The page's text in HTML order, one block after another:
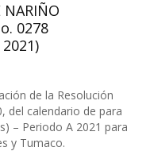
NARIÑO
0278
de la Resolución
del calendario de para
– Periodo A 2021 para
y Tumaco.